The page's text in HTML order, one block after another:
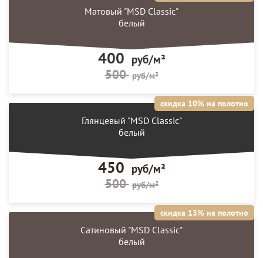
Матовый "MSD Classic"
белый
400 руб/м²
500 руб/м²
Глянцевый "MSD Classic"
белый
450 руб/м²
500 руб/м²
скидка 10% на полотно
Сатиновый "MSD Classic"
белый
скидка 13% на полотно